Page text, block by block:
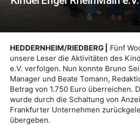
HEDDERNHEIM/RIEDBERG |
Fünf
unsere Leser die Aktivitäten des
e.V. verfolgen. Nun konnte Bruno
Manager und Beate Tomann,
Betrag von 1.750 Euro überreichen.
wurde durch die Schaltung von
Frankfurter Unternehmen
übergeben.